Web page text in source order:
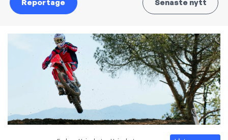
Reportage Senaste nytt